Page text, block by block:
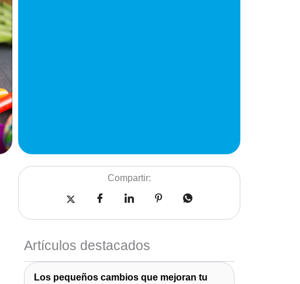
Compartir:
Artículos destacados
Los pequeños cambios que mejoran tu